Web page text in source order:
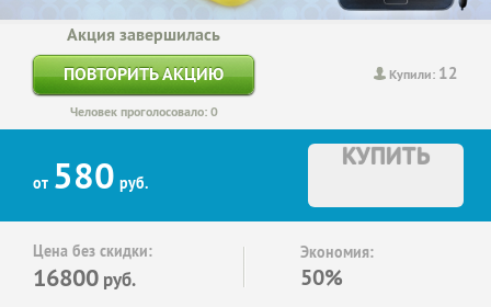
Купили: 12
Акция завершилась
ПОВТОРИТЬ АКЦИЮ
Человек проголосовало: 0
от 580 руб.
КУПИТЬ
Цена без скидки:
16800 руб.
Экономия:
50%